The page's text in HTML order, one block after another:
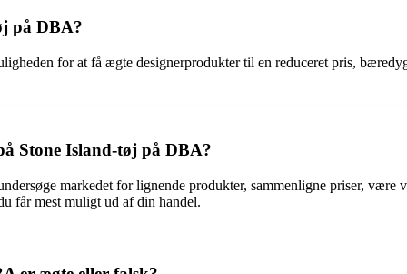
på DBA?
for at få ægte designerprodukter til en reduceret pris,
Stone Island-tøj på DBA?
markedet for lignende produkter, sammenligne priser,
får mest muligt ud af din handel.